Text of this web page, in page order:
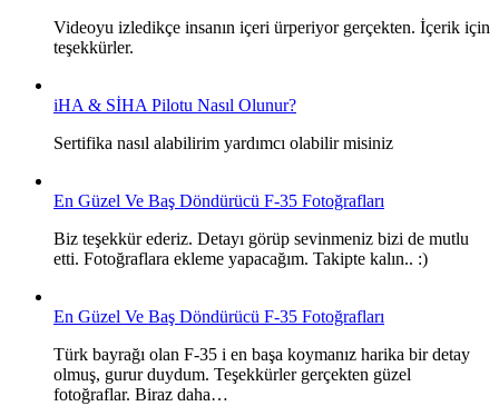
Videoyu izledikçe insanın içeri ürperiyor gerçekten. İçerik için
teşekkürler.
iHA & SİHA Pilotu Nasıl Olunur?
Sertifika nasıl alabilirim yardımcı olabilir misiniz
En Güzel Ve Baş Döndürücü F-35 Fotoğrafları
Biz teşekkür ederiz. Detayı görüp sevinmeniz bizi de mutlu
etti. Fotoğraflara ekleme yapacağım. Takipte kalın.. :)
En Güzel Ve Baş Döndürücü F-35 Fotoğrafları
Türk bayrağı olan F-35 i en başa koymanız harika bir detay
olmuş, gurur duydum. Teşekkürler gerçekten güzel
fotoğraflar. Biraz daha…